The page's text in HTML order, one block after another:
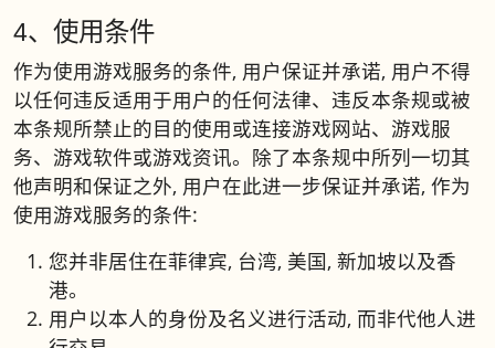
4、使用条件
作为使用游戏服务的条件, 用户保证并承诺, 用户不得
以任何违反适用于用户的任何法律、违反本条规或被
本条规所禁止的目的使用或连接游戏网站、游戏服
务、游戏软件或游戏资讯。除了本条规中所列一切其
他声明和保证之外, 用户在此进一步保证并承诺, 作为
使用游戏服务的条件:
您并非居住在菲律宾, 台湾, 美国, 新加坡以及香
港。
用户以本人的身份及名义进行活动, 而非代他人进